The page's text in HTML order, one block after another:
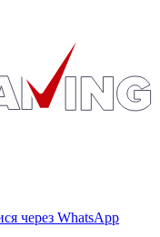
через WhatsApp